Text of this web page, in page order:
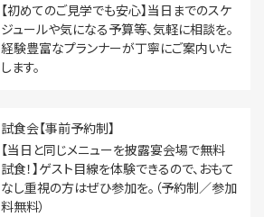
【初めてのご見学でも安心】当日までのスケ
ジュールや気になる予算等、気軽に相談を。
経験豊富なプランナーが丁寧にご案内いた
します。
試食会【事前予約制】
【当日と同じメニューを披露宴会場で無料
試食！】ゲスト目線を体験できるので、おもて
なし重視の方はぜひ参加を。（予約制／参加
料無料）